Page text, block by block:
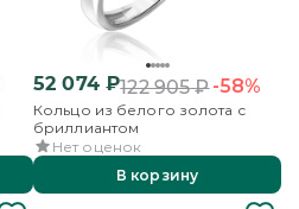
52 074₽122 905₽-58%
Кольцо из белого золота с
бриллиантом
Нет оценок
В корзину